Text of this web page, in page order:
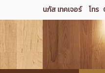
นภัส เทคเจอร์ โทร